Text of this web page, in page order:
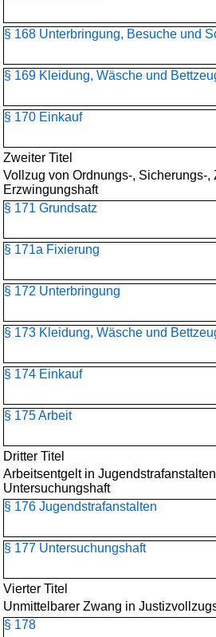
§ 168 Unterbringung, Besuche und
§ 169 Kleidung, Wäsche und
§ 170 Einkauf
Zweiter Titel
Vollzug von Ordnungs-, Sicherungs-,
Erzwingungshaft
§ 171 Grundsatz
§ 171a Fixierung
§ 172 Unterbringung
§ 173 Kleidung, Wäsche und
§ 174 Einkauf
§ 175 Arbeit
Dritter Titel
Arbeitsentgelt in
Untersuchungshaft
§ 176 Jugendstrafanstalten
§ 177 Untersuchungshaft
Vierter Titel
Unmittelbarer Zwang in
§ 178